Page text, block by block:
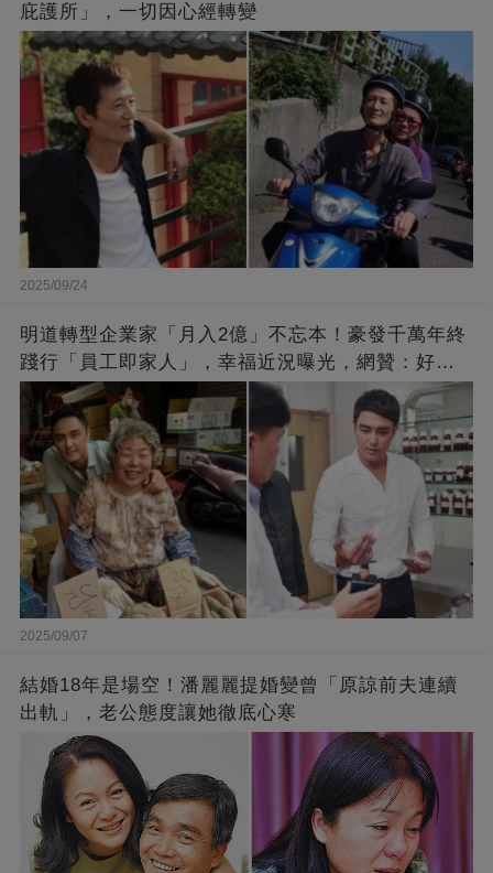
庇護所」，一切因心經轉變
2025/09/24
明道轉型企業家「月入2億」不忘本！豪發千萬年終
踐行「員工即家人」，幸福近況曝光，網贊：好老
闆的福報
2025/09/07
結婚18年是場空！潘麗麗提婚變曾「原諒前夫連續
出軌」，老公態度讓她徹底心寒